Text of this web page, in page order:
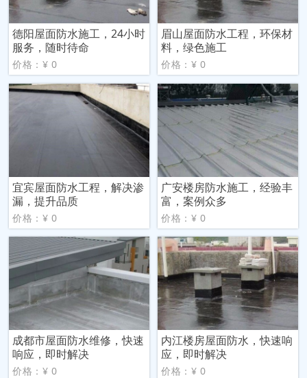
德阳屋面防水施工，24小时
服务，随时待命
价格：¥ 0
眉山屋面防水工程，环保材
料，绿色施工
价格：¥ 0
宜宾屋面防水工程，解决渗
漏，提升品质
价格：¥ 0
广安楼房防水施工，经验丰
富，案例众多
价格：¥ 0
成都市屋面防水维修，快速
响应，即时解决
价格：¥ 0
内江楼房屋面防水，快速响
应，即时解决
价格：¥ 0